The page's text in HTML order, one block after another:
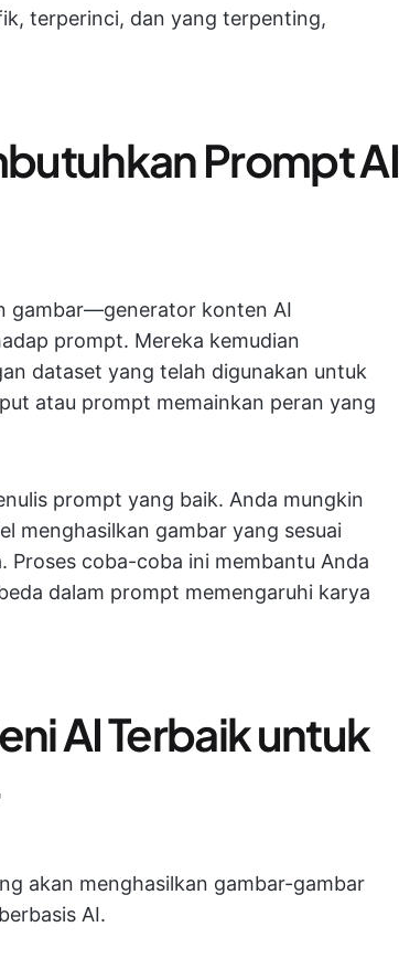
terperinci, dan yang terpenting,
Prompt AI
gambar—generator konten AI
prompt. Mereka kemudian
dataset yang telah digunakan untuk
atau prompt memainkan peran yang
prompt yang baik. Anda mungkin
menghasilkan gambar yang sesuai
Proses coba-coba ini membantu Anda
dalam prompt memengaruhi karya
AI Terbaik untuk
akan menghasilkan gambar-gambar
AI.